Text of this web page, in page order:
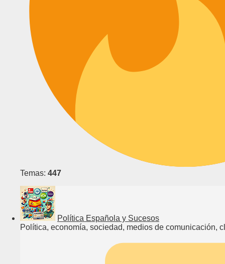
Temas: 447
Política Española y Sucesos
Política, economía, sociedad, medios de comunicación,